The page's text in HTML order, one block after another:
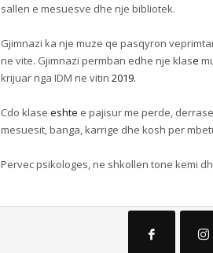
sallen e mesuesve dhe nje bibliotek.
Gjimnazi ka nje muze qe pasqyron
ne vite. Gjimnazi permban edhe nje klase
krijuar nga IDM ne vitin2019.
Cdo klaseeshte e pajisur me perde,
mesuesit, banga, karrige dhe kosh per
Pervec psikologes, ne shkollen tone kemi